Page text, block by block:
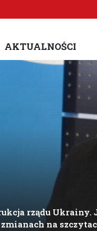
AKTUALNOŚCI
rządu Ukrainy.
na